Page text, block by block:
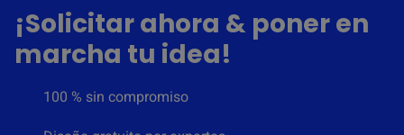
¡Solicitar ahora & poner en
marcha tu idea!
100 % sin compromiso